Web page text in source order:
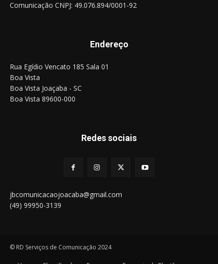
Comunicação CNPJ: 49.076.894/0001-92
Endereço
Rua Egídio Vencato 185 Sala 01
Boa Vista
Boa Vista Joaçaba - SC
Boa Vista 89600-000
Redes sociais
jbcomunicacaojoacaba@gmail.com
(49) 99950-3139
© RD Serviços de Comunicação 2024